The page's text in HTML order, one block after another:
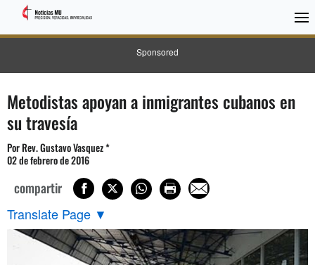
Sponsored
Metodistas apoyan a inmigrantes cubanos en
su travesía
Por Rev. Gustavo Vasquez *
02 de febrero de 2016
compartir
Translate Page ▼